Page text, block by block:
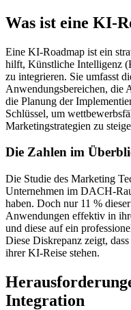
Was ist eine KI-
Eine KI-Roadmap ist ein
hilft, Künstliche Intelligenz
zu integrieren. Sie umfasst
Anwendungsbereichen, die
die Planung der
Schlüssel, um
Marketingstrategien zu
Die Zahlen im
Die Studie des Marketing
Unternehmen im DACH-
haben. Doch nur 11 %
Anwendungen effektiv in
und diese auf ein
Diese Diskrepanz zeigt,
ihrer KI-Reise stehen.
Integration